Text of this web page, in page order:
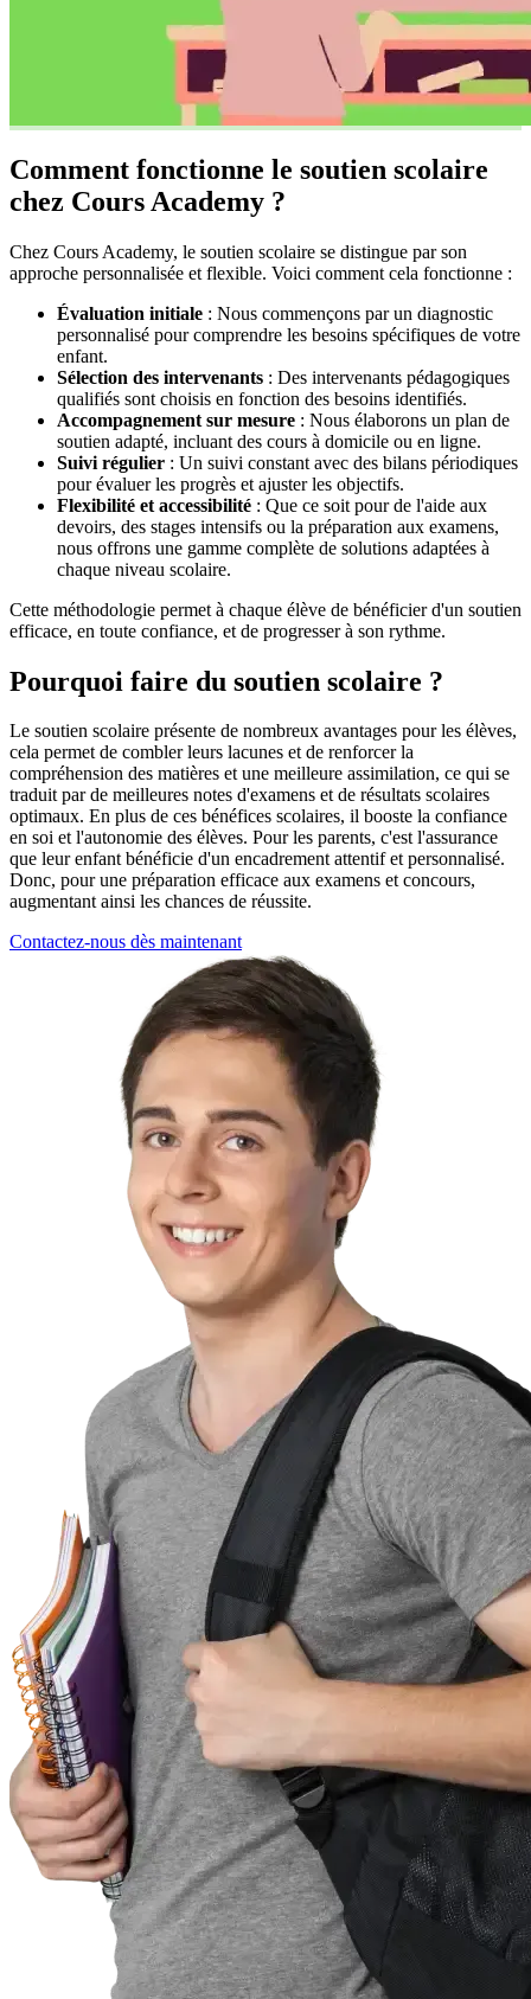
Comment fonctionne le soutien scolaire
chez Cours Academy ?
Chez Cours Academy, le soutien scolaire se distingue par son
approche personnalisée et flexible. Voici comment cela fonctionne :
Évaluation initiale : Nous commençons par un diagnostic
personnalisé pour comprendre les besoins spécifiques de votre
enfant.
Sélection des intervenants : Des intervenants pédagogiques
qualifiés sont choisis en fonction des besoins identifiés.
Accompagnement sur mesure : Nous élaborons un plan de
soutien adapté, incluant des cours à domicile ou en ligne.
Suivi régulier : Un suivi constant avec des bilans périodiques
pour évaluer les progrès et ajuster les objectifs.
Flexibilité et accessibilité : Que ce soit pour de l'aide aux
devoirs, des stages intensifs ou la préparation aux examens,
nous offrons une gamme complète de solutions adaptées à
chaque niveau scolaire.
Cette méthodologie permet à chaque élève de bénéficier d'un soutien
efficace, en toute confiance, et de progresser à son rythme.
Pourquoi faire du soutien scolaire ?
Le soutien scolaire présente de nombreux avantages pour les élèves,
cela permet de combler leurs lacunes et de renforcer la
compréhension des matières et une meilleure assimilation, ce qui se
traduit par de meilleures notes d'examens et de résultats scolaires
optimaux. En plus de ces bénéfices scolaires, il booste la confiance
en soi et l'autonomie des élèves. Pour les parents, c'est l'assurance
que leur enfant bénéficie d'un encadrement attentif et personnalisé.
Donc, pour une préparation efficace aux examens et concours,
augmentant ainsi les chances de réussite.
Contactez-nous dès maintenant